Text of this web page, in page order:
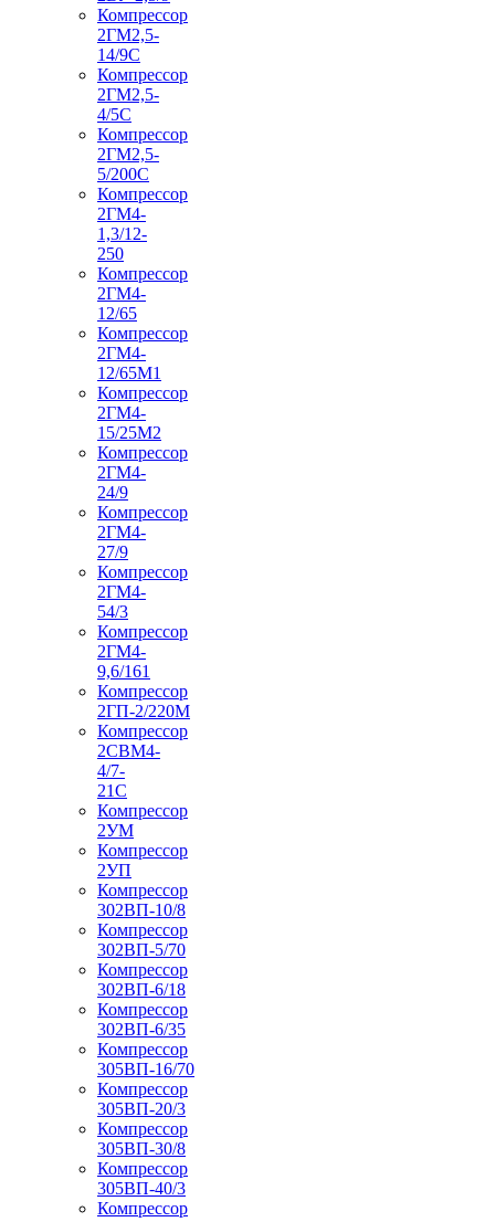
Компрессор
2ГМ2,5-
14/9С
Компрессор
2ГМ2,5-
4/5С
Компрессор
2ГМ2,5-
5/200С
Компрессор
2ГМ4-
1,3/12-
250
Компрессор
2ГМ4-
12/65
Компрессор
2ГМ4-
12/65М1
Компрессор
2ГМ4-
15/25М2
Компрессор
2ГМ4-
24/9
Компрессор
2ГМ4-
27/9
Компрессор
2ГМ4-
54/3
Компрессор
2ГМ4-
9,6/161
Компрессор
2ГП-2/220М
Компрессор
2СВМ4-
4/7-
21С
Компрессор
2УМ
Компрессор
2УП
Компрессор
302ВП-10/8
Компрессор
302ВП-5/70
Компрессор
302ВП-6/18
Компрессор
302ВП-6/35
Компрессор
305ВП-16/70
Компрессор
305ВП-20/3
Компрессор
305ВП-30/8
Компрессор
305ВП-40/3
Компрессор